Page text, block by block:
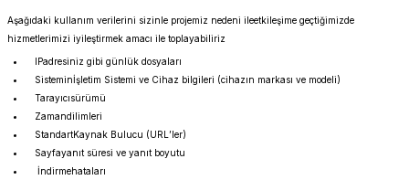
Aşağıdaki kullanım verilerini sizinle projemiz nedeni ileetkileşime geçtiğimizde
hizmetlerimizi iyileştirmek amacı ile toplayabiliriz
IPadresiniz gibi günlük dosyaları
Sisteminİşletim Sistemi ve Cihaz bilgileri (cihazın markası ve modeli)
Tarayıcısürümü
Zamandilimleri
StandartKaynak Bulucu (URL’ler)
Sayfayanıt süresi ve yanıt boyutu
İndirmehataları